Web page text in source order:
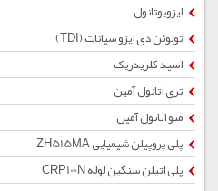
ایزوبوتانول
تولوئن دی ایزو سیانات (TDI)
اسید کلریدریک
تری اتانول آمین
منو اتانول آمین
پلی پروپیلن شیمیایی ZH515MA
پلی اتیلن سنگین لوله CRP100N